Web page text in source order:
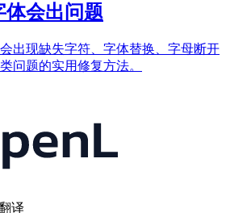
体会出问题
出现缺失字符、字体替换、字母断开
问题的实用修复方法。
译